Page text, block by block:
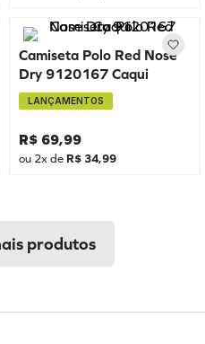
Camiseta Polo Red Nose
Dry 9120167 Caqui
LANÇAMENTOS
R$ 69,99
ou 2x de R$ 34,99